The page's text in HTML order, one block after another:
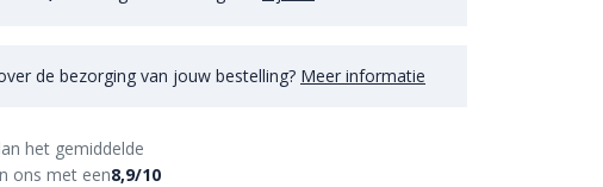
de bezorging van jouw bestelling? Meer informatie
het gemiddelde
ons met een8,9/10